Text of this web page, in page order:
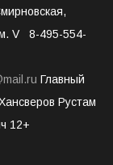
V 8-495-554-
Главный
Рустам
12+